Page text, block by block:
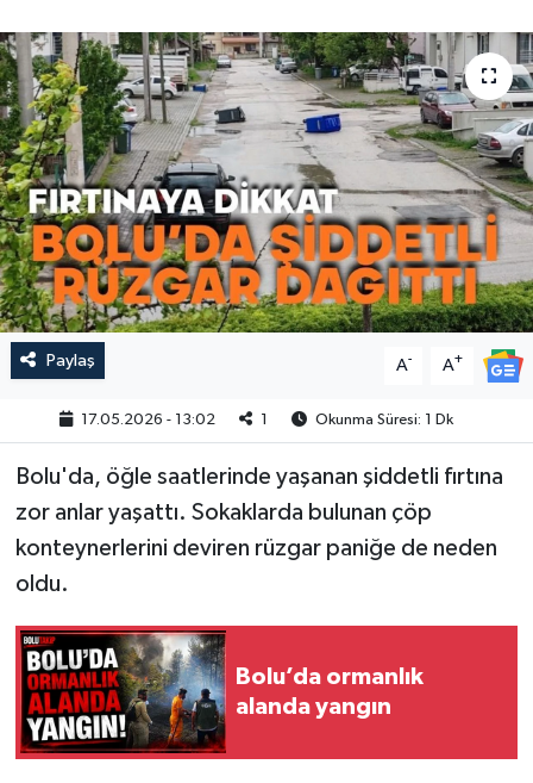
Paylaş A- A+
17.05.2026 - 13:02 Okunma Süresi: 1 Dk
Bolu'da, öğle saatlerinde yaşanan şiddetli fırtına
zor anlar yaşattı. Sokaklarda bulunan çöp
konteynerlerini deviren rüzgar paniğe de neden
oldu.
Bolu’da ormanlık
alanda yangın